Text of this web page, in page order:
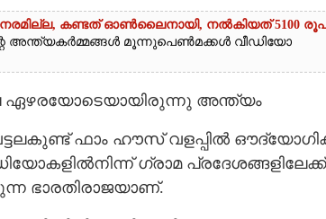
കണ്ടത് ഓൺലൈനായി, നൽകിയത് 5100
അന്ത്യകർമ്മങ്ങൾ മൂന്നുപെൺമക്കൾ വീഡിയോ
ഏഴരയോടെയായിരുന്നു അന്ത്യം
വട്ടലകുണ്ട് ഫാം ഹൗസ് വളപ്പിൽ
ഗ്രാമ പ്രദേശങ്ങളിലേക്ക്
ഭാരതിരാജയാണ്.